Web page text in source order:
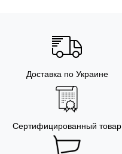
Доставка по Украине
Сертифицированный товар